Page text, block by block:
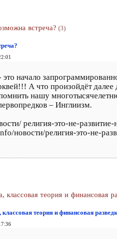
встреча? (3)
начало
А что произойдёт
нашу
– Инглиизм.
религия-это-не-
новости/религия-это-не-
классовая теория и финансовая
теория и финансовая